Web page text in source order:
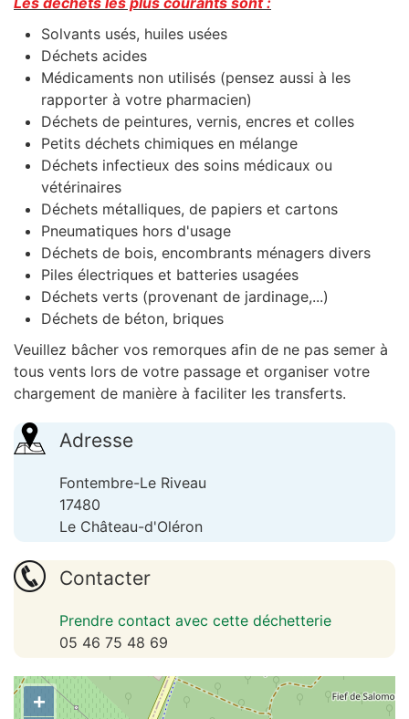
Solvants usés, huiles usées
Déchets acides
Médicaments non utilisés (pensez aussi à les
rapporter à votre pharmacien)
Déchets de peintures, vernis, encres et colles
Petits déchets chimiques en mélange
Déchets infectieux des soins médicaux ou
vétérinaires
Déchets métalliques, de papiers et cartons
Pneumatiques hors d'usage
Déchets de bois, encombrants ménagers divers
Piles électriques et batteries usagées
Déchets verts (provenant de jardinage,...)
Déchets de béton, briques
Veuillez bâcher vos remorques afin de ne pas semer à
tous vents lors de votre passage et organiser votre
chargement de manière à faciliter les transferts.
Adresse
Fontembre-Le Riveau
17480
Le Château-d'Oléron
Contacter
Prendre contact avec cette déchetterie
05 46 75 48 69
+